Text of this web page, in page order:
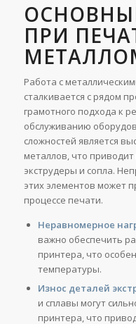
ПРИ
Работа с
сталкивается с рядом
грамотного подхода к
обслуживанию
сложностей является
металлов, что
экструдеры и сопла.
этих элементов может
процессе печати.
Неравномерное
важно обеспечить
принтера, что
температуры.
Износ деталей
и сплавы могут
принтера, что